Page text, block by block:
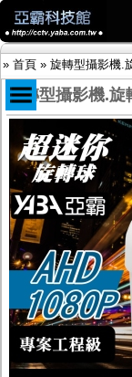
» 首頁 » 旋轉型攝影機.
商品目錄
限時促銷特惠專案
IP網路攝影機及錄
AHD DVR數位錄放
AHD半球型(適用屋
AHD中小型紅外線
AHD防護罩型攝影
距離遠）
AHD特殊功能型攝
旋轉型攝影機.旋轉
傳統高解析攝影機
鏡頭
投光設備
旋轉型攝影機.旋